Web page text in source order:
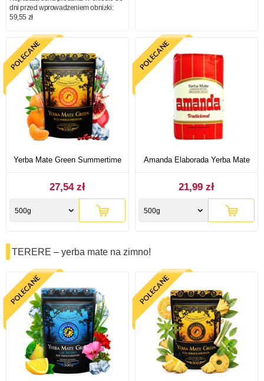
dni przed wprowadzeniem obniżki:
59,55 zł
Yerba Mate Green Summertime
27,54 zł
500g
Amanda Elaborada Yerba Mate
21,99 zł
500g
TERERE – yerba mate na zimno!